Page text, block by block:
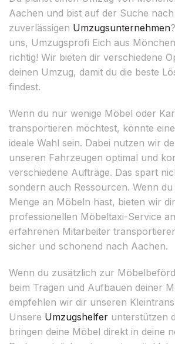
Aachen und bist auf der Suche nach
zuverlässigen Umzugsunternehmen
uns, Umzugsprofi Eich aus
richtig! Wir bieten dir verschiedene
deinen Umzug, damit du die beste
findest.
Wenn du nur wenige Möbel oder
transportieren möchtest, könnte
ideale Wahl sein. Dabei nutzen wir
unseren Fahrzeugen optimal und
verschiedene Aufträge. Das spart
sondern auch Ressourcen. Wenn
Menge an Möbeln hast, bieten wir
professionellen Möbeltaxi-Service
erfahrenen Mitarbeiter
sicher und schonend nach Aachen.
Wenn du zusätzlich zur
beim Tragen und Aufbauen deiner
empfehlen wir dir unseren
Unsere Umzugshelfer unterstützen
bringen deine Möbel direkt in deine